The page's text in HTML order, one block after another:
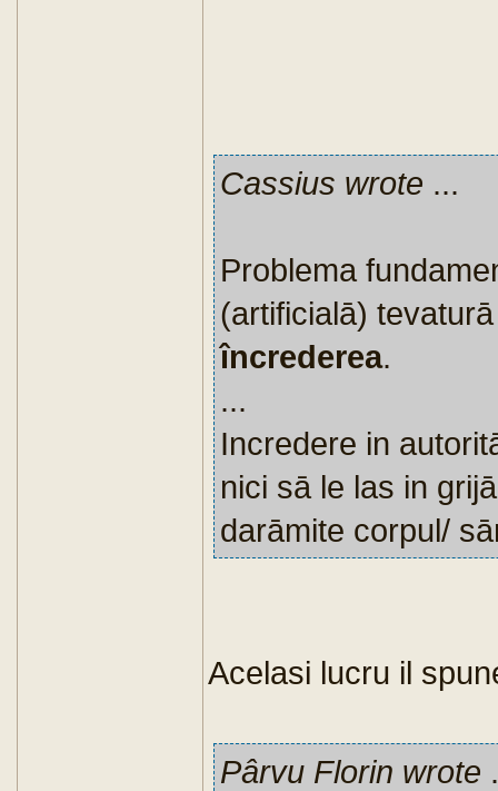
Cassius wrote ...
Problema
(artificialā)
încrederea.
...
Incredere in
nici sā le las in
darāmite corpul/
Acelasi lucru il
Pârvu Florin wrote